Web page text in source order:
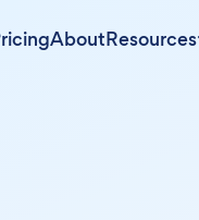
AboutResources